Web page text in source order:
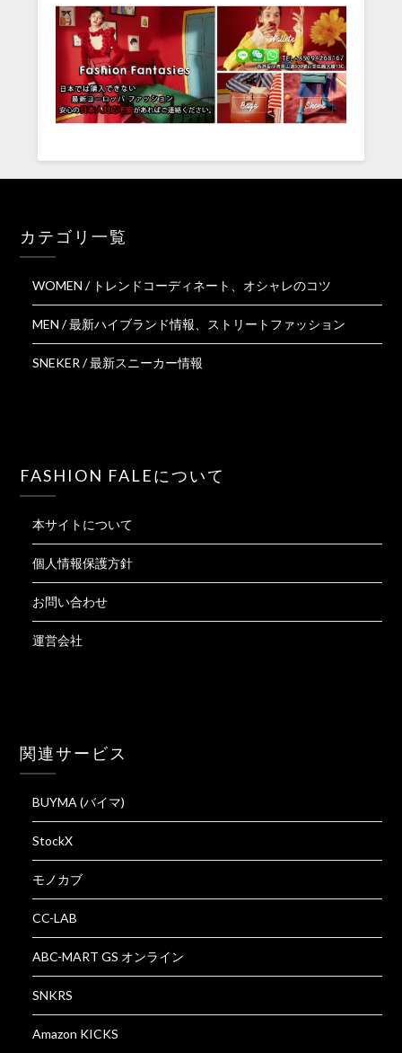
カテゴリ一覧
WOMEN / トレンドコーディネート、オシャレのコツ
MEN / 最新ハイブランド情報、ストリートファッション
SNEKER / 最新スニーカー情報
FASHION FALEについて
本サイトについて
個人情報保護方針
お問い合わせ
運営会社
関連サービス
BUYMA (バイマ)
StockX
モノカブ
CC-LAB
ABC-MART GS オンライン
SNKRS
Amazon KICKS